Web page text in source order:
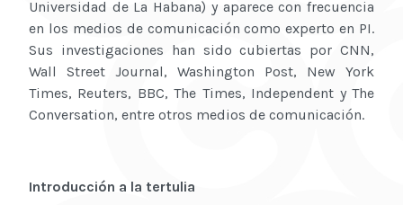
Universidad de La Habana) y aparece con frecuencia
en los medios de comunicación como experto en PI.
Sus investigaciones han sido cubiertas por CNN,
Wall Street Journal, Washington Post, New York
Times, Reuters, BBC, The Times, Independent y The
Conversation, entre otros medios de comunicación.
Introducción a la tertulia